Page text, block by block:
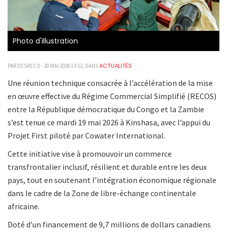
Photo d'illustration
PAR DESKECO - 20 MAI 2026 13:52, DANSACTUALITÉS
Une réunion technique consacrée à l’accélération de la mise
en œuvre effective du Régime Commercial Simplifié (RECOS)
entre la République démocratique du Congo et la Zambie
s’est tenue ce mardi 19 mai 2026 à Kinshasa, avec l’appui du
Projet First piloté par Cowater International.
Cette initiative vise à promouvoir un commerce
transfrontalier inclusif, résilient et durable entre les deux
pays, tout en soutenant l’intégration économique régionale
dans le cadre de la Zone de libre-échange continentale
africaine.
Doté d’un financement de 9,7 millions de dollars canadiens